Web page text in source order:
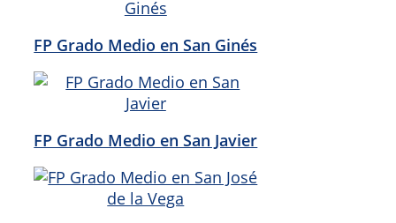
FP Grado Medio en San Ginés
FP Grado Medio en San Javier